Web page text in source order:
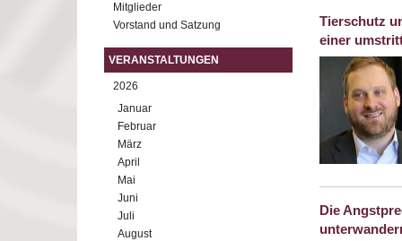
Mitglieder
Vorstand und Satzung
VERANSTALTUNGEN
2026
Januar
Februar
März
April
Mai
Juni
Juli
August
Tierschutz
einer
Die